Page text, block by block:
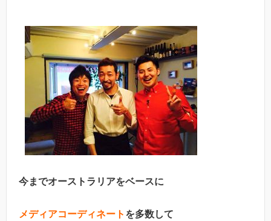
今までオーストラリアをベースに
メディアコーディネート を多数して